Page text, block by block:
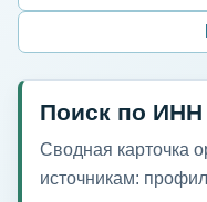
Поиск по ИНН
Сводная карточка
источникам: